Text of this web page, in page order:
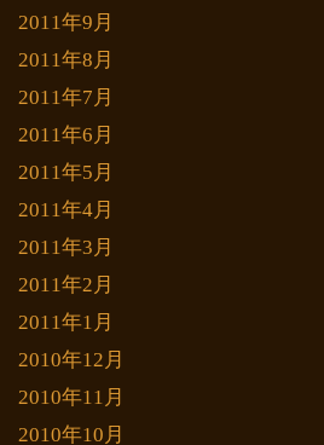
2011年9月
2011年8月
2011年7月
2011年6月
2011年5月
2011年4月
2011年3月
2011年2月
2011年1月
2010年12月
2010年11月
2010年10月